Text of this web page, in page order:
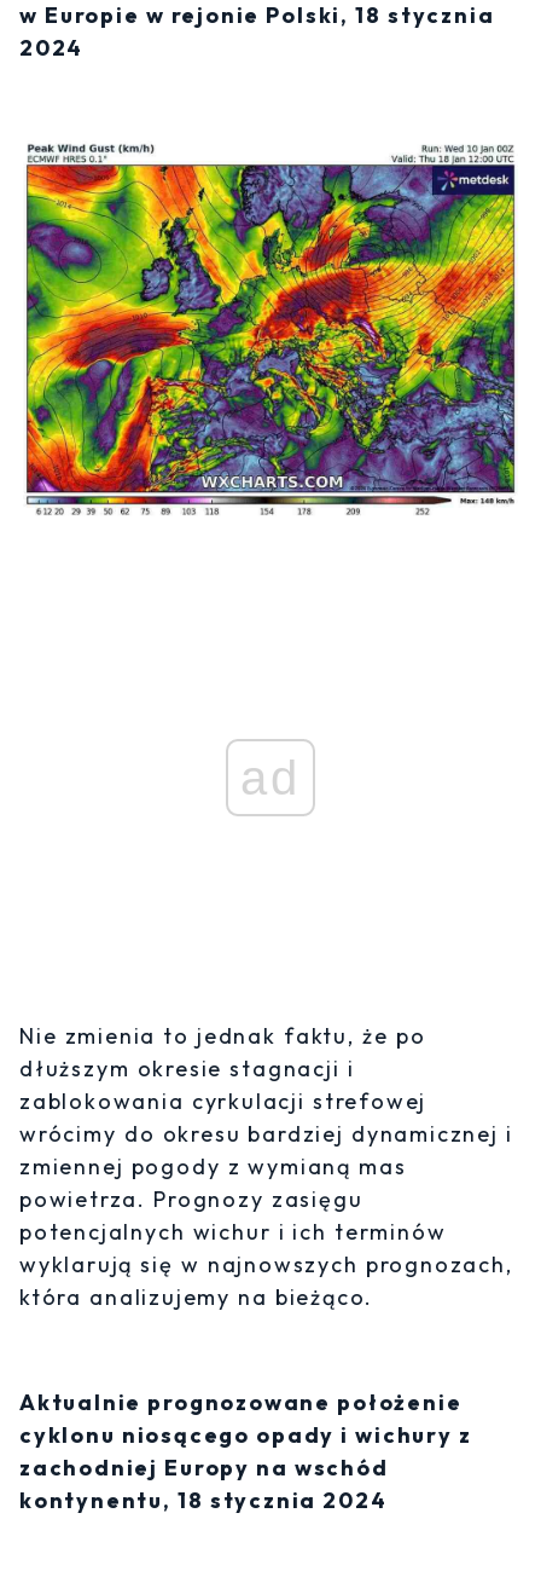
w Europie w rejonie Polski, 18 stycznia
2024
ad
Nie zmienia to jednak faktu, że po
dłuższym okresie stagnacji i
zablokowania cyrkulacji strefowej
wrócimy do okresu bardziej dynamicznej i
zmiennej pogody z wymianą mas
powietrza. Prognozy zasięgu
potencjalnych wichur i ich terminów
wyklarują się w najnowszych prognozach,
która analizujemy na bieżąco.
Aktualnie prognozowane położenie
cyklonu niosącego opady i wichury z
zachodniej Europy na wschód
kontynentu, 18 stycznia 2024